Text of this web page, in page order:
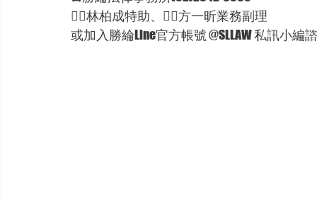
🦸‍♂林柏成特助、🦸‍♂方一昕業務副理
或加入勝綸Line官方帳號 @SLLAW 私訊小編